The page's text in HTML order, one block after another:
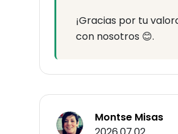
¡Gracias por tu
con nosotros 😊.
Montse Misas